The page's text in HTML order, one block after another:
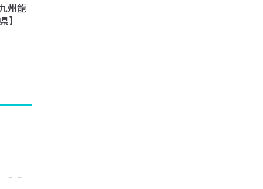
州龍
】